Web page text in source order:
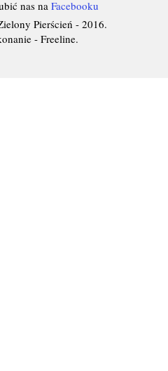
nas na Facebooku
Pierścień - 2016.
- Freeline.